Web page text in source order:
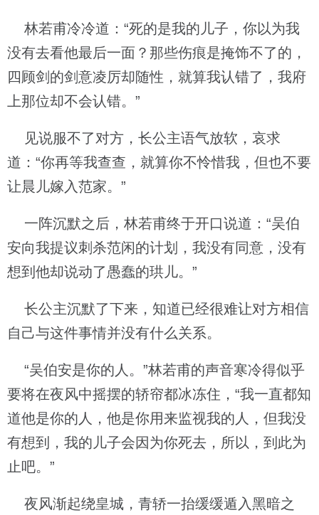
林若甫冷冷道：“死的是我的儿子，你以为我
没有去看他最后一面？那些伤痕是掩饰不了的，
四顾剑的剑意凌厉却随性，就算我认错了，我府
上那位却不会认错。”
见说服不了对方，长公主语气放软，哀求
道：“你再等我查查，就算你不怜惜我，但也不要
让晨儿嫁入范家。”
一阵沉默之后，林若甫终于开口说道：“吴伯
安向我提议刺杀范闲的计划，我没有同意，没有
想到他却说动了愚蠢的珙儿。”
长公主沉默了下来，知道已经很难让对方相信
自己与这件事情并没有什么关系。
“吴伯安是你的人。”林若甫的声音寒冷得似乎
要将在夜风中摇摆的轿帘都冰冻住，“我一直都知
道他是你的人，他是你用来监视我的人，但我没
有想到，我的儿子会因为你死去，所以，到此为
止吧。”
夜风渐起绕皇城，青轿一抬缓缓遁入黑暗之